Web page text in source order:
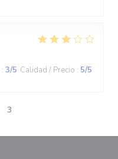
: 3/5 Calidad / Precio : 5/5
3